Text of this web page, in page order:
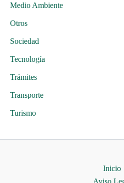
Medio Ambiente
Otros
Sociedad
Tecnología
Trámites
Transporte
Turismo
Inicio
Aviso